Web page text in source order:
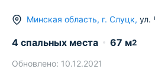
Минская область, г. Слуцк, ул.
4 спальных места 67 м2
Обновлено: 10.12.2021